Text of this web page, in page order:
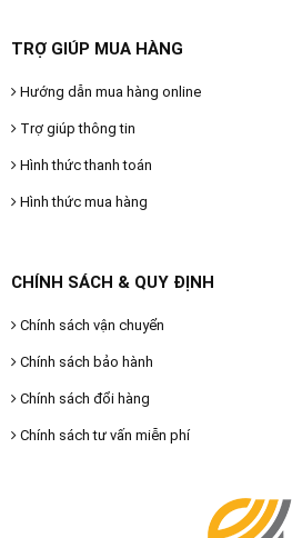
TRỢ GIÚP MUA HÀNG
Hướng dẫn mua hàng online
Trợ giúp thông tin
Hình thức thanh toán
Hình thức mua hàng
CHÍNH SÁCH & QUY ĐỊNH
Chính sách vận chuyển
Chính sách bảo hành
Chính sách đổi hàng
Chính sách tư vấn miễn phí